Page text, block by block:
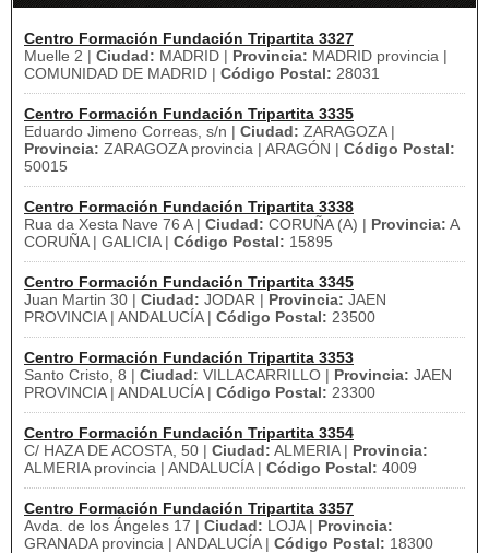
Centro Formación Fundación Tripartita 3327
Muelle 2 | Ciudad: MADRID | Provincia: MADRID provincia |
COMUNIDAD DE MADRID | Código Postal: 28031
Centro Formación Fundación Tripartita 3335
Eduardo Jimeno Correas, s/n | Ciudad: ZARAGOZA |
Provincia: ZARAGOZA provincia | ARAGÓN | Código Postal:
50015
Centro Formación Fundación Tripartita 3338
Rua da Xesta Nave 76 A | Ciudad: CORUÑA (A) | Provincia: A
CORUÑA | GALICIA | Código Postal: 15895
Centro Formación Fundación Tripartita 3345
Juan Martin 30 | Ciudad: JODAR | Provincia: JAEN
PROVINCIA | ANDALUCÍA | Código Postal: 23500
Centro Formación Fundación Tripartita 3353
Santo Cristo, 8 | Ciudad: VILLACARRILLO | Provincia: JAEN
PROVINCIA | ANDALUCÍA | Código Postal: 23300
Centro Formación Fundación Tripartita 3354
C/ HAZA DE ACOSTA, 50 | Ciudad: ALMERIA | Provincia:
ALMERIA provincia | ANDALUCÍA | Código Postal: 4009
Centro Formación Fundación Tripartita 3357
Avda. de los Ángeles 17 | Ciudad: LOJA | Provincia:
GRANADA provincia | ANDALUCÍA | Código Postal: 18300